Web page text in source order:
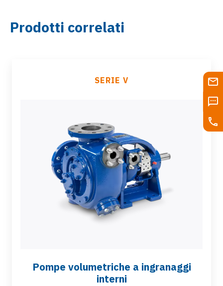
Prodotti correlati
SERIE V
Pompe volumetriche a ingranaggi
interni